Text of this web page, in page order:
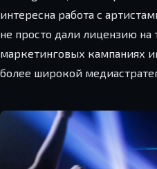
интересна работа с
не просто дали лицензию на
маркетинговых кампаниях
более широкой